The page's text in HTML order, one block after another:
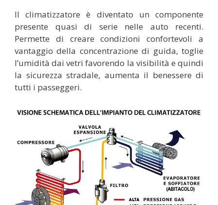
Il climatizzatore è diventato un componente
presente quasi di serie nelle auto recenti.
Permette di creare condizioni confortevoli a
vantaggio della concentrazione di guida, toglie
l’umidità dai vetri favorendo la visibilità e quindi
la sicurezza stradale, aumenta il benessere di
tutti i passeggeri.